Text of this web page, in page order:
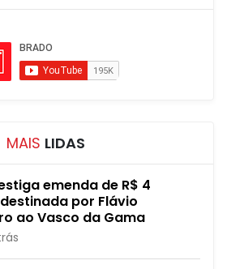
MAIS LIDAS
emenda de R$ 4
por Flávio
ao Vasco da Gama